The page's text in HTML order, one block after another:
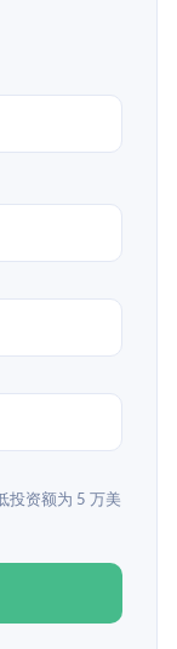
投资额为 5 万美